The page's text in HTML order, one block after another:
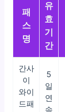
패
스
명
유
효
기
간
간사
이
와이
드패
5
일
연
속